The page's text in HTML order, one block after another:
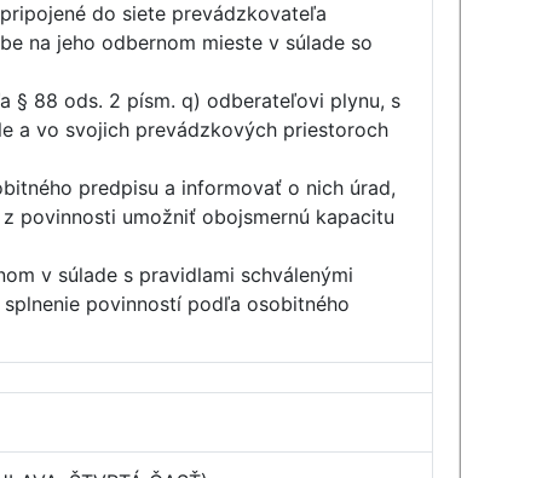
do siete prevádzkovateľa
na jeho odbernom mieste v súlade so
§ 88 ods. 2 písm. q) odberateľovi plynu, s
a vo svojich prevádzkových priestoroch
predpisu a informovať o nich úrad,
povinnosti umožniť obojsmernú kapacitu
v súlade s pravidlami schválenými
povinností podľa osobitného